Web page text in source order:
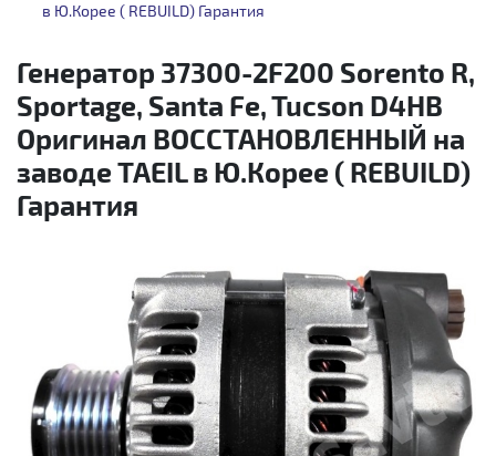
в Ю.Корее ( REBUILD) Гарантия
Генератор 37300-2F200 Sorento R,
Sportage, Santa Fe, Tucson D4HB
Оригинал ВОССТАНОВЛЕННЫЙ на
заводе TAEIL в Ю.Корее ( REBUILD)
Гарантия